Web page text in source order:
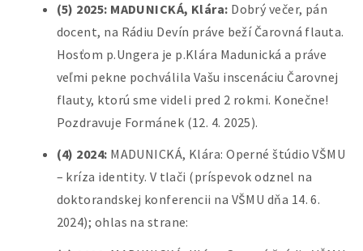
(5) 2025: MADUNICKÁ, Klára: Dobrý večer, pán
docent, na Rádiu Devín práve beží Čarovná flauta.
Hosťom p.Ungera je p.Klára Madunická a práve
veľmi pekne pochválila Vašu inscenáciu Čarovnej
flauty, ktorú sme videli pred 2 rokmi. Konečne!
Pozdravuje Formánek (12. 4. 2025).
(4) 2024: MADUNICKÁ, Klára: Operné štúdio VŠMU
– kríza identity. V tlači (príspevok odznel na
doktorandskej konferencii na VŠMU dňa 14. 6.
2024); ohlas na strane: